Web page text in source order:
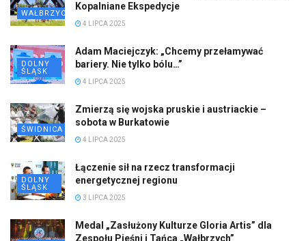
WAŁBRZYCH
Kopalniane Ekspedycje
4 LIPCA 2025
DOLNY
ŚLĄSK
Adam Maciejczyk: „Chcemy przełamywać
bariery. Nie tylko bólu…”
4 LIPCA 2025
ŚWIDNICA
Zmierzą się wojska pruskie i austriackie –
sobota w Burkatowie
4 LIPCA 2025
DOLNY
ŚLĄSK
Łączenie sił na rzecz transformacji
energetycznej regionu
3 LIPCA 2025
Medal „Zasłużony Kulturze Gloria Artis” dla
Zespołu Pieśni i Tańca „Wałbrzych”